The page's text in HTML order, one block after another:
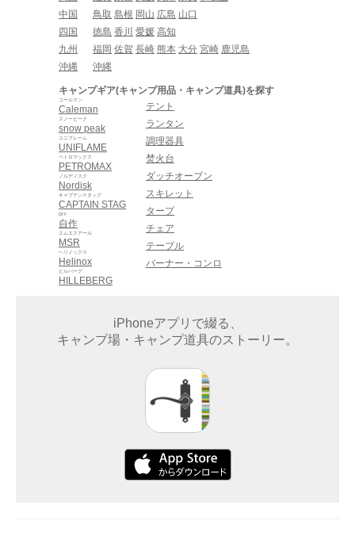
中国
鳥取 島根 岡山 広島 山口
四国
徳島 香川 愛媛 高知
九州
福岡 佐賀 長崎 熊本 大分 宮崎 鹿児島
沖縄
沖縄
キャンプギア(キャンプ用品・キャンプ道具)を探す
Caleman
コールマン
snow peak
スノーピーク
UNIFLAME
ユニフレーム
PETROMAX
ペトロマックス
Nordisk
ノルディスク
CAPTAIN STAG
キャプテンスタッグ
自作
DIY
MSR
エムエスアール
Helinox
ヘリノックス
HILLEBERG
ヒルバーグ
テント
ランタン
調理器具
焚火台
ダッチオーブン
スキレット
タープ
チェア
テーブル
バーナー・コンロ
iPhoneアプリで綴る、
キャンプ場・キャンプ道具のストーリー。